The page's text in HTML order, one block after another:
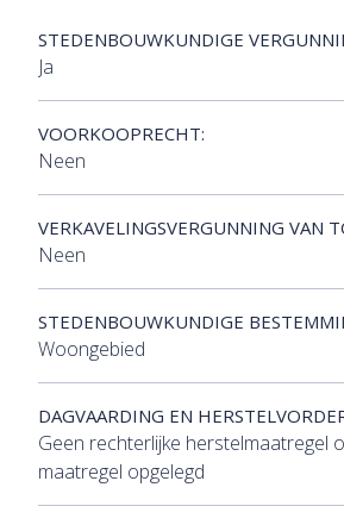
STEDENBOUWKUNDIGE
Ja
VOORKOOPRECHT:
Neen
VERKAVELINGSVERGUNNING VAN
Neen
STEDENBOUWKUNDIGE
Woongebied
DAGVAARDING EN
Geen rechterlijke herstelmaatregel
maatregel opgelegd